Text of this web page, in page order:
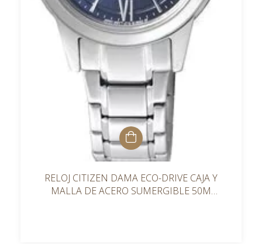
RELOJ CITIZEN DAMA ECO-DRIVE CAJA Y
MALLA DE ACERO SUMERGIBLE 50M